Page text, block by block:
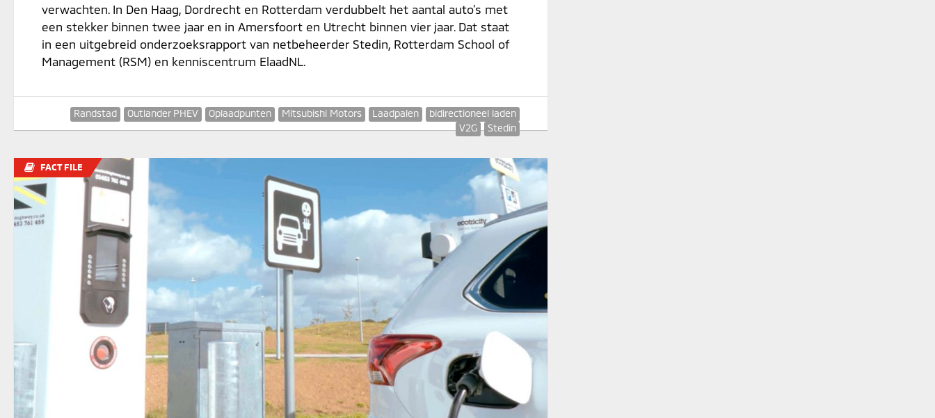
verwachten. In Den Haag, Dordrecht en Rotterdam verdubbelt het aantal auto’s met
een stekker binnen twee jaar en in Amersfoort en Utrecht binnen vier jaar. Dat staat
in een uitgebreid onderzoeksrapport van netbeheerder Stedin, Rotterdam School of
Management (RSM) en kenniscentrum ElaadNL.
bidirectioneel laden
Laadpalen
Mitsubishi Motors
Oplaadpunten
Outlander PHEV
Randstad
Stedin
V2G
FACT FILE